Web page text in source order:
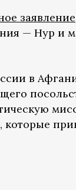
заявление
— Нур и
в
которые